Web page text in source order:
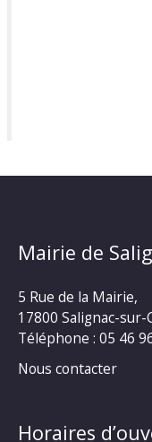
Mairie de
5 Rue de la Mairie,
17800 Salignac-
Téléphone : 05 46
Nous contacter
Horaires